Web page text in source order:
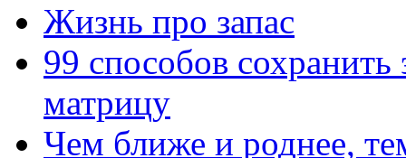
Жизнь про запас
99 способов
матрицу
Чем ближе и роднее,